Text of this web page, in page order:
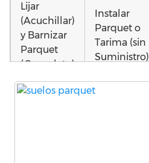
Lijar
(Acuchillar)
y Barnizar
Parquet
(Completo)
Instalar
Parquet o
Tarima (sin
Suministro)
Poner
Poner